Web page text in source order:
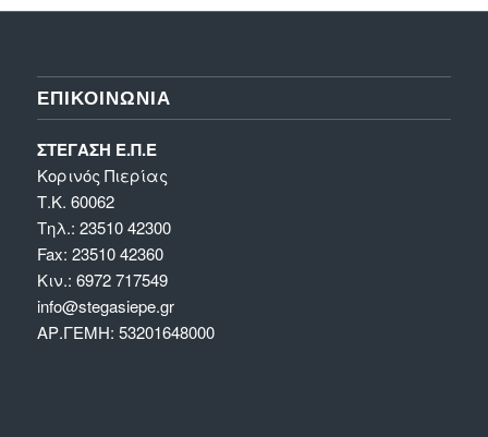
ΕΠΙΚΟΙΝΩΝΊΑ
ΣΤΕΓΑΣΗ Ε.Π.Ε
Κορινός Πιερίας
Τ.Κ. 60062
Τηλ.: 23510 42300
Fax: 23510 42360
Κιν.: 6972 717549
info@stegasiepe.gr
ΑΡ.ΓΕΜΗ: 53201648000